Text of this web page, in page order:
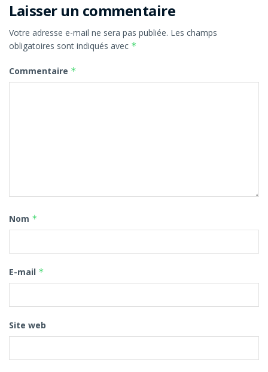
Laisser un commentaire
Votre adresse e-mail ne sera pas publiée. Les champs
obligatoires sont indiqués avec *
Commentaire *
Nom *
E-mail *
Site web